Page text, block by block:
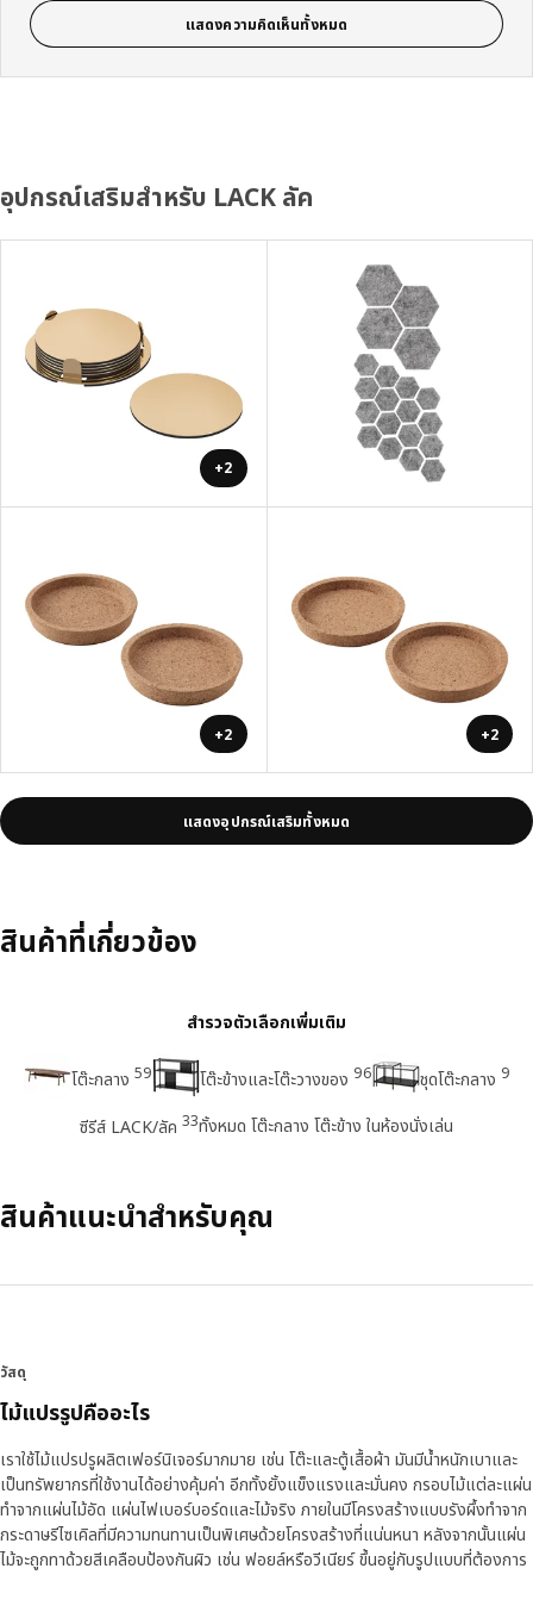
แสดงความคิดเห็นทั้งหมด
อุปกรณ์เสริมสำหรับ LACK ลัค
+2
+2 +2
แสดงอุปกรณ์เสริมทั้งหมด
สินค้าที่เกี่ยวข้อง
สำรวจตัวเลือกเพิ่มเติม
โต๊ะกลาง 59 โต๊ะข้างและโต๊ะวางของ 96 ชุดโต๊ะกลาง 9
ซีรีส์ LACK/ลัค 33ทั้งหมด โต๊ะกลาง โต๊ะข้าง ในห้องนั่งเล่น
สินค้าแนะนำสำหรับคุณ
วัสดุ
ไม้แปรรูปคืออะไร
เราใช้ไม้แปรปรูผลิตเฟอร์นิเจอร์มากมาย เช่น โต๊ะและตู้เสื้อผ้า มันมีน้ำหนักเบาและ
เป็นทรัพยากรที่ใช้งานได้อย่างคุ้มค่า อีกทั้งยั้งแข็งแรงและมั่นคง กรอบไม้แต่ละแผ่น
ทำจากแผ่นไม้อัด แผ่นไฟเบอร์บอร์ดและไม้จริง ภายในมีโครงสร้างแบบรังผึ้งทำจาก
กระดาษรีไซเคิลที่มีความทนทานเป็นพิเศษด้วยโครงสร้างที่แน่นหนา หลังจากนั้นแผ่น
ไม้จะถูกทาด้วยสีเคลือบป้องกันผิว เช่น ฟอยล์หรือวีเนียร์ ขึ้นอยู่กับรูปแบบที่ต้องการ